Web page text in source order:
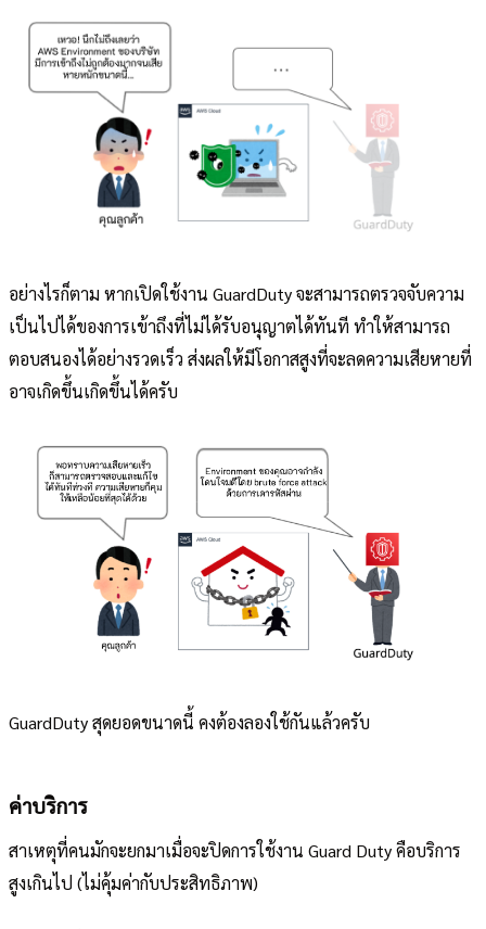
อย่างไรก็ตาม หากเปิดใช้งาน GuardDuty จะสามารถตรวจจับความ
เป็นไปได้ของการเข้าถึงที่ไม่ได้รับอนุญาตได้ทันที ทำให้สามารถ
ตอบสนองได้อย่างรวดเร็ว ส่งผลให้มีโอกาสสูงที่จะลดความเสียหายที่
อาจเกิดขึ้นเกิดขึ้นได้ครับ
GuardDuty สุดยอดขนาดนี้ คงต้องลองใช้กันแล้วครับ
ค่าบริการ
สาเหตุที่คนมักจะยกมาเมื่อจะปิดการใช้งาน Guard Duty คือบริการ
สูงเกินไป (ไม่คุ้มค่ากับประสิทธิภาพ)